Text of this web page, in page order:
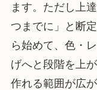
ます。ただし上
つまでに」と断
ら始めて、色・
げへと段階を上
作れる範囲が広